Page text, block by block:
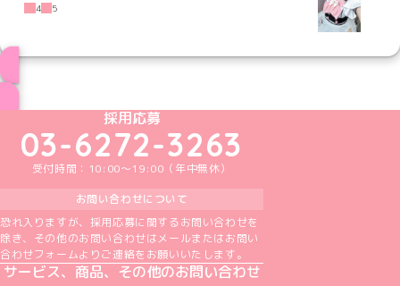
4
5
めいどりーみんTikTok公式アカウント
めいどりーみんX公式アカウント
めいどりーみんInstagram公式アカウント
めいどりーみんFacebook公式アカウン
めいどりーみんYouTube公式アカ
採用応募
03-6272-3263
受付時間：10:00～19:00（年中無休）
お問い合わせについて
恐れ入りますが、採用応募に関するお問い合わせを
除き、その他のお問い合わせはメールまたはお問い
合わせフォームよりご連絡をお願いいたします。
サービス、商品、その他のお問い合わせ